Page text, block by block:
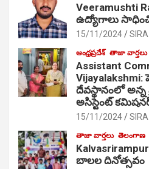
Veeramushti
ఉద్యోగాలు
15/11/2024
ఆంధ్రప్రదేశ్ తాజా వార్తలు
Assistant
దేవస్థానంలో అన్న
అసిస్టెంట్
15/11/2024
తాజా వార్తలు తెలంగాణ
బాలల దినోత్సవం